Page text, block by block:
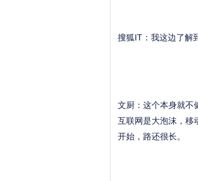
搜狐IT：我这边了解
文厨：这个本身就不
互联网是大泡沫，移
开始，路还很长。